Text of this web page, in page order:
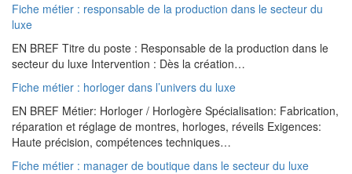
Fiche métier : responsable de la production dans le secteur du
luxe
EN BREF Titre du poste : Responsable de la production dans le
secteur du luxe Intervention : Dès la création…
Fiche métier : horloger dans l’univers du luxe
EN BREF Métier: Horloger / Horlogère Spécialisation: Fabrication,
réparation et réglage de montres, horloges, réveils Exigences:
Haute précision, compétences techniques…
Fiche métier : manager de boutique dans le secteur du luxe